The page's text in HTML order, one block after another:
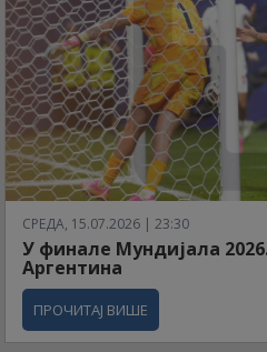
СРЕДА, 15.07.2026 | 23:30
У финале Мундијала
Аргентина
ПРОЧИТАЈ ВИШЕ